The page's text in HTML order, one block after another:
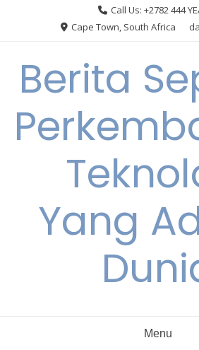
Call Us: +2782 444
Cape Town, South Africa
Berita
Yang
Menu